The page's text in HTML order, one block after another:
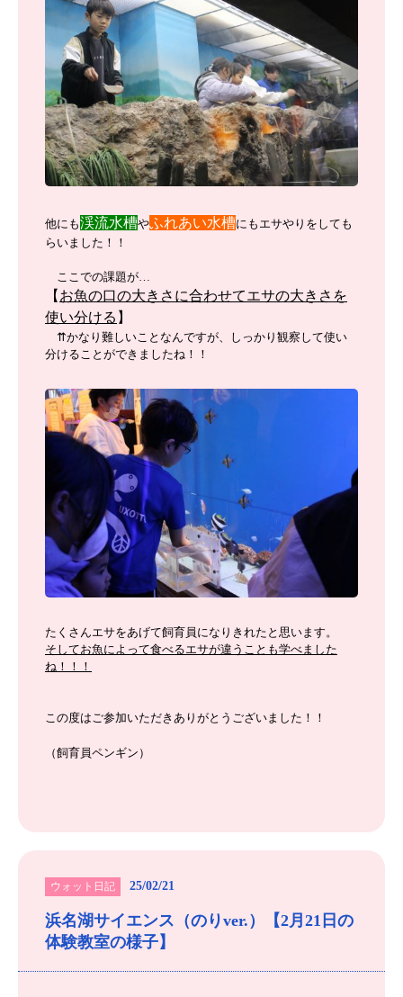
他にも渓流水槽やふれあい水槽にもエサやりをしても
らいました！！
ここでの課題が…
【 お魚の口の大きさに合わせてエサの大きさを
使い分ける 】
⇈かなり難しいことなんですが、しっかり観察して使い
分けることができましたね！！
たくさんエサをあげて飼育員になりきれたと思います。
そしてお魚によって食べるエサが違うことも学べました
ね！！！
この度はご参加いただきありがとうございました！！
（飼育員ペンギン）
ウォット日記 25/02/21
浜名湖サイエンス（のりver.）【2月21日の
体験教室の様子】